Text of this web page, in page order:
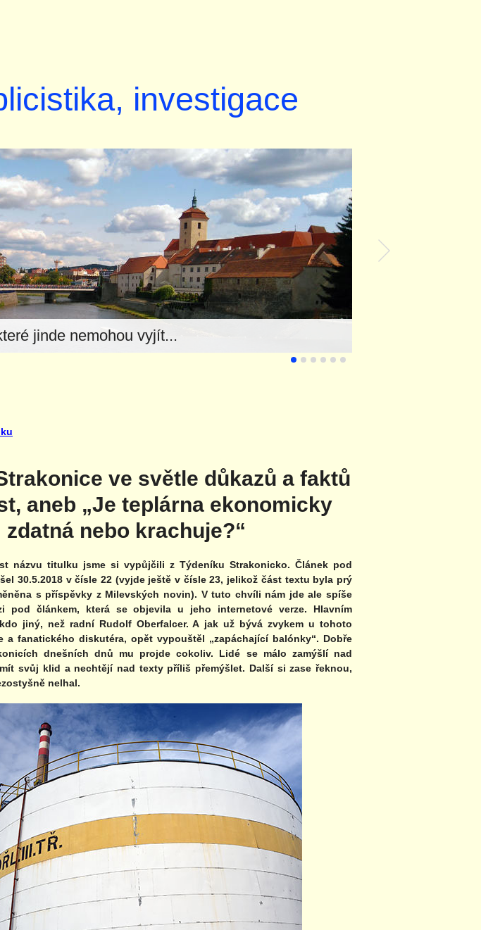
investigace
jinde nemohou vyjít...
ve světle důkazů a faktů
aneb „Je teplárna ekonomicky
zdatná nebo krachuje?“
názvu titulku jsme si vypůjčili z Týdeníku Strakonicko. Článek pod
30.5.2018 v čísle 22 (vyjde ještě v čísle 23, jelikož část textu byla prý
s příspěvky z Milevských novin). V tuto chvíli nám jde ale spíše
pod článkem, která se objevila u jeho internetové verze. Hlavním
jiný, než radní Rudolf Oberfalcer. A jak už bývá zvykem u tohoto
a fanatického diskutéra, opět vypouštěl „zapáchající balónky“. Dobře
dnešních dnů mu projde cokoliv. Lidé se málo zamýšlí nad
svůj klid a nechtějí nad texty příliš přemýšlet. Další si zase řeknou,
nelhal.